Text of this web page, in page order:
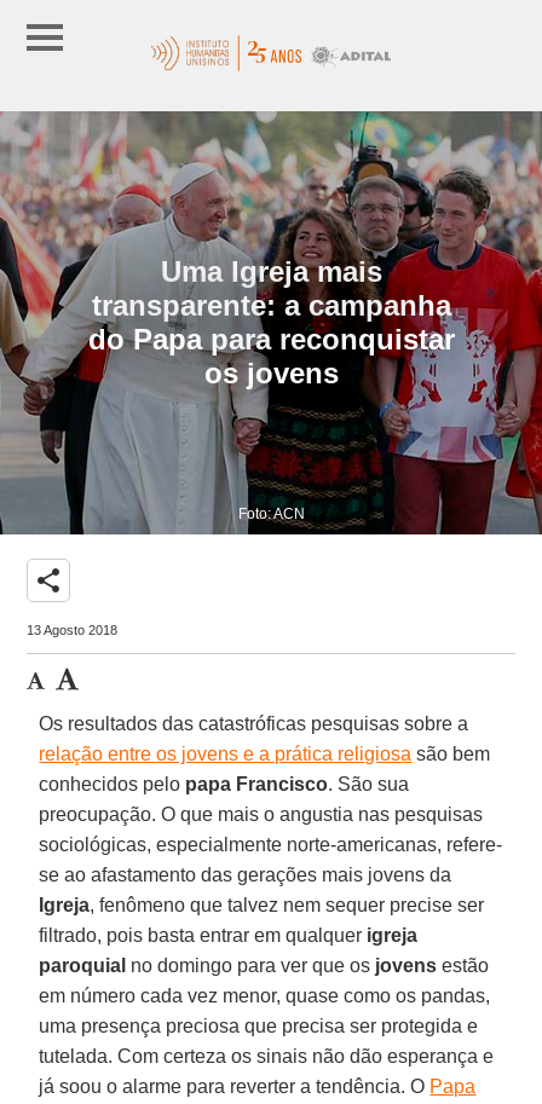
Uma Igreja mais
transparente: a campanha
do Papa para reconquistar
os jovens
Foto: ACN
share
13 Agosto 2018
Os resultados das catastróficas pesquisas sobre a
relação entre os jovens e a prática religiosa são bem
conhecidos pelo papa Francisco. São sua
preocupação. O que mais o angustia nas pesquisas
sociológicas, especialmente norte-americanas, refere-
se ao afastamento das gerações mais jovens da
Igreja, fenômeno que talvez nem sequer precise ser
filtrado, pois basta entrar em qualquer igreja
paroquial no domingo para ver que os jovens estão
em número cada vez menor, quase como os pandas,
uma presença preciosa que precisa ser protegida e
tutelada. Com certeza os sinais não dão esperança e
já soou o alarme para reverter a tendência. O Papa